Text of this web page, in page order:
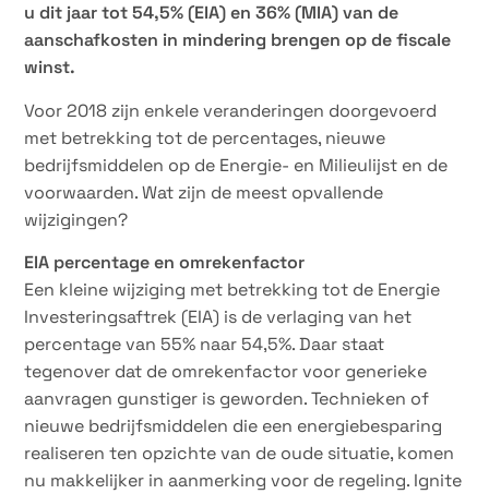
u dit jaar tot 54,5% (EIA) en 36% (MIA) van de
aanschafkosten in mindering brengen op de fiscale
winst.
Voor 2018 zijn enkele veranderingen doorgevoerd
met betrekking tot de percentages, nieuwe
bedrijfsmiddelen op de Energie- en Milieulijst en de
voorwaarden. Wat zijn de meest opvallende
wijzigingen?
EIA percentage en omrekenfactor
Een kleine wijziging met betrekking tot de Energie
Investeringsaftrek (EIA) is de verlaging van het
percentage van 55% naar 54,5%. Daar staat
tegenover dat de omrekenfactor voor generieke
aanvragen gunstiger is geworden. Technieken of
nieuwe bedrijfsmiddelen die een energiebesparing
realiseren ten opzichte van de oude situatie, komen
nu makkelijker in aanmerking voor de regeling. Ignite